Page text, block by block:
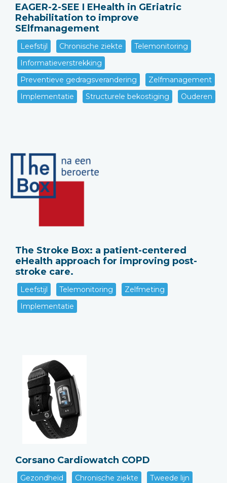
EAGER-2-SEE I EHealth in GEriatric
Rehabilitation to improve
SElfmanagement
Leefstijl Chronische ziekte
Telemonitoring
Informatieverstrekking
Preventieve gedragsverandering
Zelfmanagement
Implementatie
Structurele bekostiging Ouderen
The Stroke Box: a patient-centered
eHealth approach for improving post-
stroke care.
Leefstijl Telemonitoring
Zelfmeting
Implementatie
Corsano Cardiowatch COPD
Gezondheid Chronische ziekte
Tweede lijn